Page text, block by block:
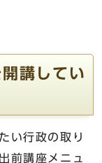
講してい
い行政の取り
前講座メニュ